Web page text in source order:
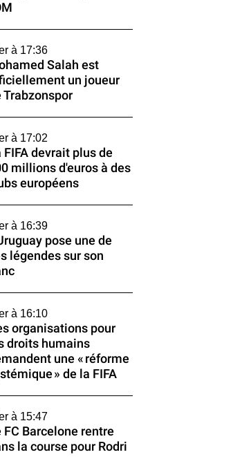
à 17:36
Salah est
un joueur
Trabzonspor
à 17:02
FIFA devrait plus de
millions d'euros à des
européens
à 16:39
pose une de
légendes sur son
à 16:10
organisations pour
droits humains
une « réforme
» de la FIFA
à 15:47
FC Barcelone rentre
la course pour Rodri